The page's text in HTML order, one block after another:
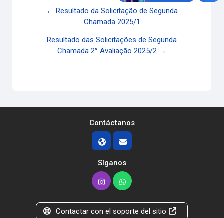
← Resultado da Solicitação de Segunda
Chamada 2025/1
Resultado das Solicitações de Segunda
Chamada 2° Avaliação 2025/2 →
Contáctanos
Síganos
Contactar con el soporte del sitio